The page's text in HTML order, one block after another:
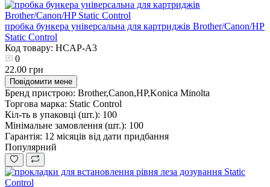
пробка бункера універсальна для картриджів Brother/Canon/HP
Static Control
Код товару: HCAP-A3
0
22.00 грн
Повідомити мене
Бренд пристрою: Brother,Canon,HP,Konica Minolta
Торгова марка: Static Control
Кіл-ть в упаковці (шт.): 100
Мінімальне замовлення (шт.): 100
Гарантія: 12 місяців від дати придбання
Популярний